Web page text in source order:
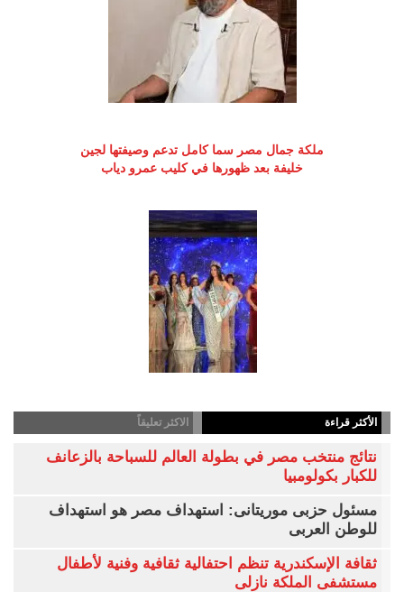
ملكة جمال مصر سما كامل تدعم وصيفتها لجين
خليفة بعد ظهورها في كليب عمرو دياب
الأكثر قراءة الاكثر تعليقاً
نتائج منتخب مصر في بطولة العالم للسباحة بالزعانف
للكبار بكولومبيا
مسئول حزبى موريتانى: استهداف مصر هو استهداف
للوطن العربى
ثقافة الإسكندرية تنظم احتفالية ثقافية وفنية لأطفال
مستشفى الملكة نازلى